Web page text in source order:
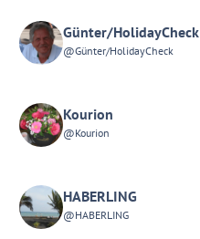
Günter/HolidayCheck
@Günter/HolidayCheck
Kourion
@Kourion
HABERLING
@HABERLING